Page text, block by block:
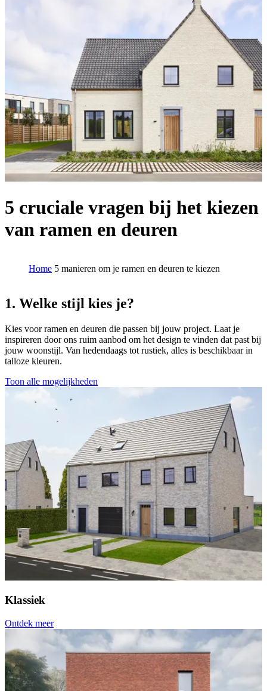
5 cruciale vragen bij het kiezen
van ramen en deuren
Home 5 manieren om je ramen en deuren te kiezen
1. Welke stijl kies je?
Kies voor ramen en deuren die passen bij jouw project. Laat je
inspireren door ons ruim aanbod om het design te vinden dat past bij
jouw woonstijl. Van hedendaags tot rustiek, alles is beschikbaar in
talloze kleuren.
Toon alle mogelijkheden
Klassiek
Ontdek meer